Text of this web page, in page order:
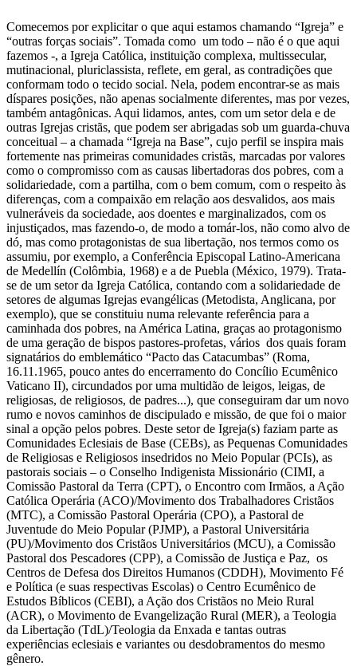
Comecemos por explicitar o que aqui estamos chamando “Igreja” e
“outras forças sociais”. Tomada como um todo – não é o que aqui
fazemos -, a Igreja Católica, instituição complexa, multissecular,
mutinacional, pluriclassista, reflete, em geral, as contradições que
conformam todo o tecido social. Nela, podem encontrar-se as mais
díspares posições, não apenas socialmente diferentes, mas por vezes,
também antagônicas. Aqui lidamos, antes, com um setor dela e de
outras Igrejas cristãs, que podem ser abrigadas sob um guarda-chuva
conceitual – a chamada “Igreja na Base”, cujo perfil se inspira mais
fortemente nas primeiras comunidades cristãs, marcadas por valores
como o compromisso com as causas libertadoras dos pobres, com a
solidariedade, com a partilha, com o bem comum, com o respeito às
diferenças, com a compaixão em relação aos desvalidos, aos mais
vulneráveis da sociedade, aos doentes e marginalizados, com os
injustiçados, mas fazendo-o, de modo a tomár-los, não como alvo de
dó, mas como protagonistas de sua libertação, nos termos como os
assumiu, por exemplo, a Conferência Episcopal Latino-Americana
de Medellín (Colômbia, 1968) e a de Puebla (México, 1979). Trata-
se de um setor da Igreja Católica, contando com a solidariedade de
setores de algumas Igrejas evangélicas (Metodista, Anglicana, por
exemplo), que se constituiu numa relevante referência para a
caminhada dos pobres, na América Latina, graças ao protagonismo
de uma geração de bispos pastores-profetas, vários dos quais foram
signatários do emblemático “Pacto das Catacumbas” (Roma,
16.11.1965, pouco antes do encerramento do Concílio Ecumênico
Vaticano II), circundados por uma multidão de leigos, leigas, de
religiosas, de religiosos, de padres...), que conseguiram dar um novo
rumo e novos caminhos de discipulado e missão, de que foi o maior
sinal a opção pelos pobres. Deste setor de Igreja(s) faziam parte as
Comunidades Eclesiais de Base (CEBs), as Pequenas Comunidades
de Religiosas e Religiosos insedridos no Meio Popular (PCIs), as
pastorais sociais – o Conselho Indigenista Missionário (CIMI, a
Comissão Pastoral da Terra (CPT), o Encontro com Irmãos, a Ação
Católica Operária (ACO)/Movimento dos Trabalhadores Cristãos
(MTC), a Comissão Pastoral Operária (CPO), a Pastoral de
Juventude do Meio Popular (PJMP), a Pastoral Universitária
(PU)/Movimento dos Cristãos Universitários (MCU), a Comissão
Pastoral dos Pescadores (CPP), a Comissão de Justiça e Paz, os
Centros de Defesa dos Direitos Humanos (CDDH), Movimento Fé
e Política (e suas respectivas Escolas) o Centro Ecumênico de
Estudos Bíblicos (CEBI), a Ação dos Cristãos no Meio Rural
(ACR), o Movimento de Evangelização Rural (MER), a Teologia
da Libertação (TdL)/Teologia da Enxada e tantas outras
experiências eclesiais e variantes ou desdobramentos do mesmo
gênero.